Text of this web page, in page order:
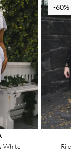
White
-60%